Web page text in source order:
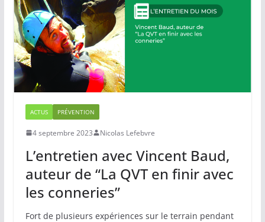
ACTUS PRÉVENTION
4 septembre 2023 Nicolas Lefebvre
L’entretien avec Vincent Baud,
auteur de “La QVT en finir avec
les conneries”
Fort de plusieurs expériences sur le terrain pendant